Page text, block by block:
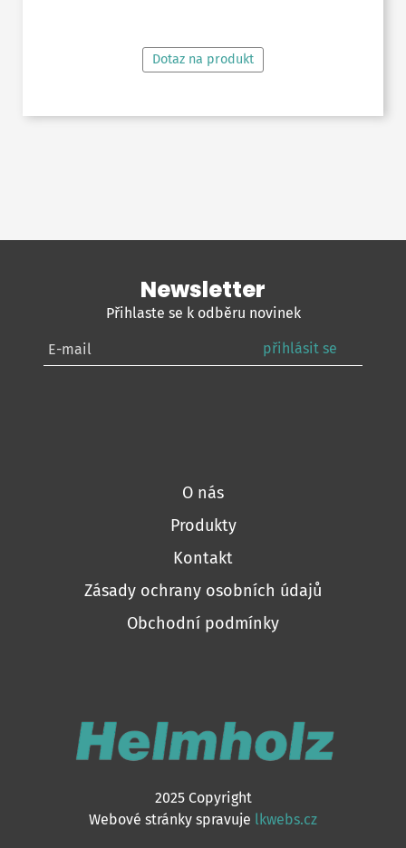
Dotaz na produkt
Newsletter
Přihlaste se k odběru novinek
přihlásit se
O nás
Produkty
Kontakt
Zásady ochrany osobních údajů
Obchodní podmínky
2025 Copyright
Webové stránky spravuje lkwebs.cz